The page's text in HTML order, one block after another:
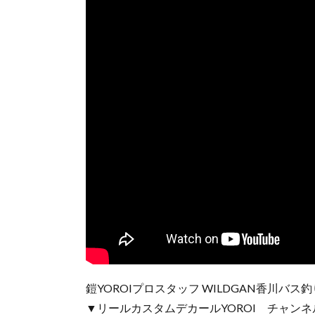
鎧YOROIプロスタッフ WILDGAN香川バス
▼リールカスタムデカールYOROI チャンネ